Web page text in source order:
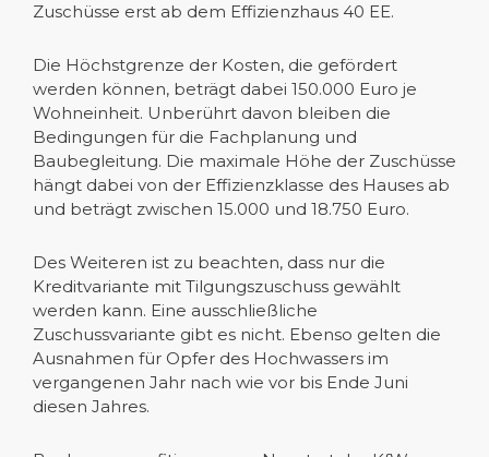
Zuschüsse erst ab dem Effizienzhaus 40 EE.
Die Höchstgrenze der Kosten, die gefördert
werden können, beträgt dabei 150.000 Euro je
Wohneinheit. Unberührt davon bleiben die
Bedingungen für die Fachplanung und
Baubegleitung. Die maximale Höhe der Zuschüsse
hängt dabei von der Effizienzklasse des Hauses ab
und beträgt zwischen 15.000 und 18.750 Euro.
Des Weiteren ist zu beachten, dass nur die
Kreditvariante mit Tilgungszuschuss gewählt
werden kann. Eine ausschließliche
Zuschussvariante gibt es nicht. Ebenso gelten die
Ausnahmen für Opfer des Hochwassers im
vergangenen Jahr nach wie vor bis Ende Juni
diesen Jahres.